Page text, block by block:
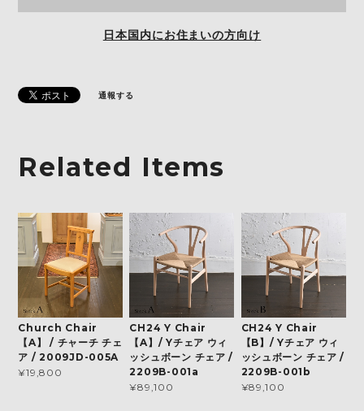
日本国内にお住まいの方向け
通報する
Related Items
Church Chair
【A】 / チャーチ チェ
ア / 2009JD-005A
¥19,800
CH24 Y Chair
【A】/ Yチェア ウィ
ッシュボーン チェア /
2209B-001a
¥89,100
CH24 Y Chair
【B】/ Yチェア ウィ
ッシュボーン チェア /
2209B-001b
¥89,100